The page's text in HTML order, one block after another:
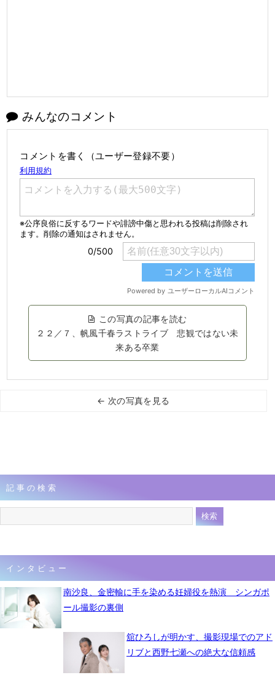
みんなのコメント
コメントを書く（ユーザー登録不要）
この写真の記事を読む
２２／７、帆風千春ラストライブ 悲観ではない未
来ある卒業
← 次の写真を見る
記事の検索
インタビュー
南沙良、金密輸に手を染める妊婦役を熱演 シンガポ
ール撮影の裏側
舘ひろしが明かす、撮影現場でのアド
リブと西野七瀬への絶大な信頼感